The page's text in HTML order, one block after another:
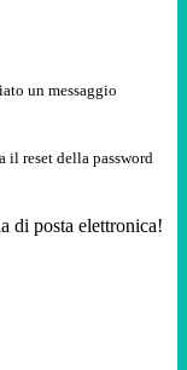
un messaggio
il reset della password
di posta elettronica!